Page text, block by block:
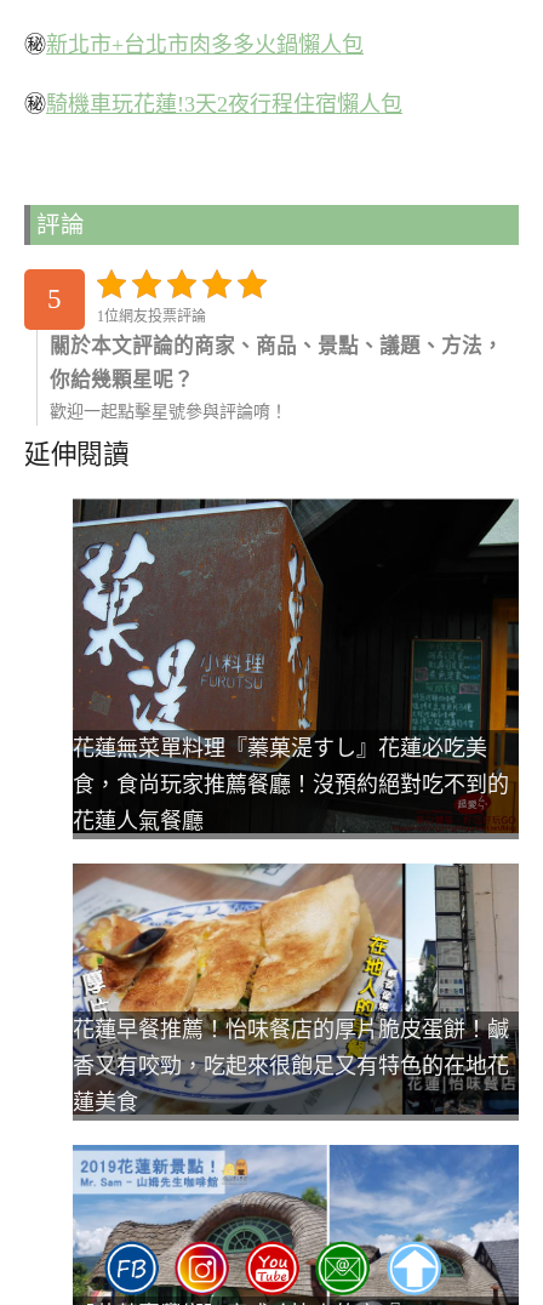
㊙新北市+台北市肉多多火鍋懶人包
㊙騎機車玩花蓮!3天2夜行程住宿懶人包
評論
5
1位網友投票評論
關於本文評論的商家、商品、景點、議題、方法，
你給幾顆星呢？
歡迎一起點擊星號參與評論唷！
延伸閱讀
花蓮無菜單料理『蓁菓湜すし』花蓮必吃美
食，食尚玩家推薦餐廳！沒預約絕對吃不到的
花蓮人氣餐廳
花蓮早餐推薦！怡味餐店的厚片脆皮蛋餅！鹹
香又有咬勁，吃起來很飽足又有特色的在地花
蓮美食